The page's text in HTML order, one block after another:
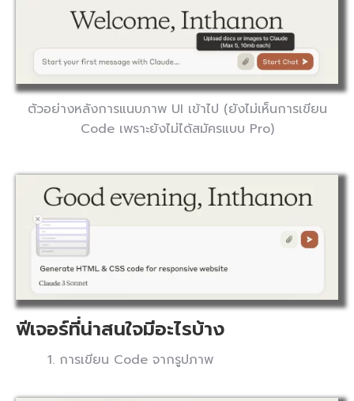
ตัวอย่างหลังการแนบภาพ UI เข้าไป (ยังไม่เห็นการเขียน
Code เพราะยังไม่ได้สมัครแบบ Pro)
ฟีเจอร์ที่น่าสนใจมีอะไรบ้าง
1. การเขียน Code จากรูปภาพ